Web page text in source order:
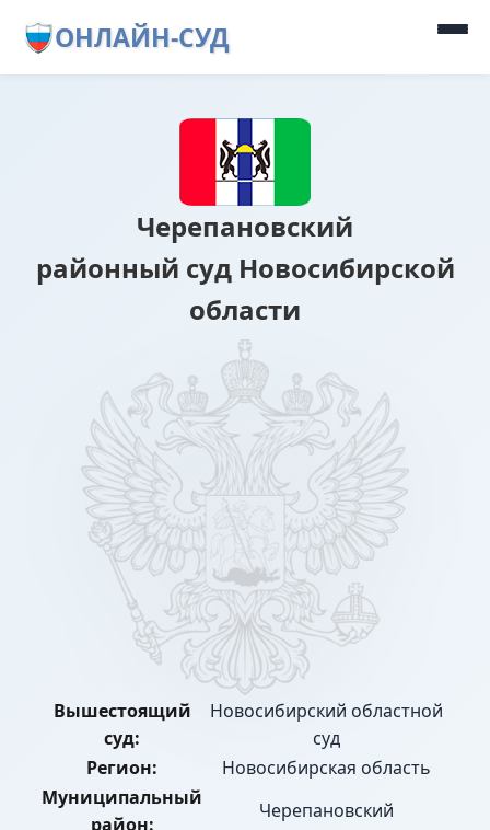
ОНЛАЙН-СУД
Черепановский
районный суд Новосибирской
области
Вышестоящий
суд:
Новосибирский областной
суд
Регион:
Новосибирская область
Муниципальный
район:
Черепановский